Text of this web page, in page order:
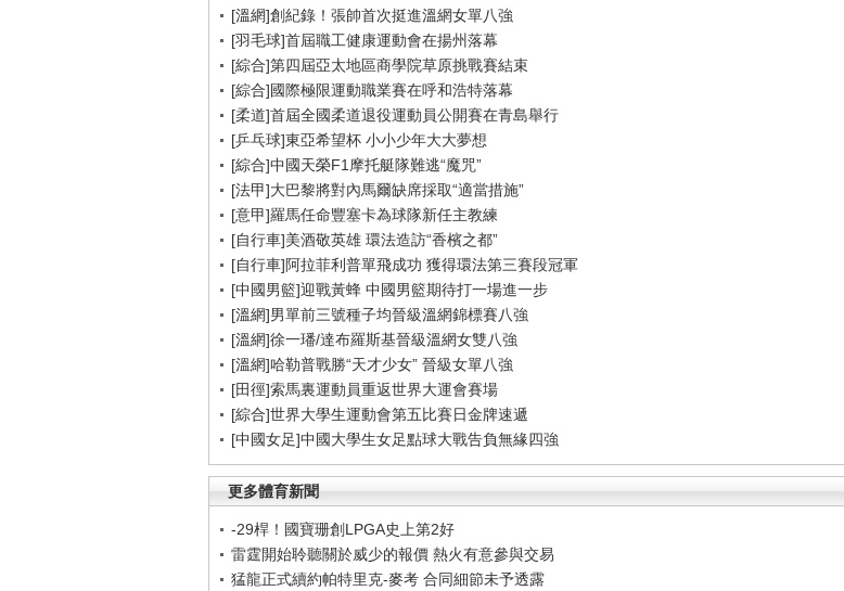
[溫網]創紀錄！張帥首次挺進溫網女單八強
[羽毛球]首屆職工健康運動會在揚州落幕
[綜合]第四屆亞太地區商學院草原挑戰賽結束
[綜合]國際極限運動職業賽在呼和浩特落幕
[柔道]首屆全國柔道退役運動員公開賽在青島舉行
[乒乓球]東亞希望杯 小小少年大大夢想
[綜合]中國天榮F1摩托艇隊難逃“魔咒”
[法甲]大巴黎將對內馬爾缺席採取“適當措施”
[意甲]羅馬任命豐塞卡為球隊新任主教練
[自行車]美酒敬英雄 環法造訪“香檳之都”
[自行車]阿拉菲利普單飛成功 獲得環法第三賽段冠軍
[中國男籃]迎戰黃蜂 中國男籃期待打一場進一步
[溫網]男單前三號種子均晉級溫網錦標賽八強
[溫網]徐一璠/達布羅斯基晉級溫網女雙八強
[溫網]哈勒普戰勝“天才少女” 晉級女單八強
[田徑]索馬裏運動員重返世界大運會賽場
[綜合]世界大學生運動會第五比賽日金牌速遞
[中國女足]中國大學生女足點球大戰告負無緣四強
更多體育新聞
-29桿！國寶珊創LPGA史上第2好
雷霆開始聆聽關於威少的報價 熱火有意參與交易
猛龍正式續約帕特里克-麥考 合同細節未予透露